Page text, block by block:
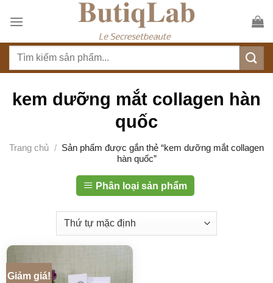
k
:
kem dưỡng mắt collagen hàn
quốc
Trang chủ / Sản phẩm được gắn thẻ “kem dưỡng mắt collagen
hàn quốc”
Phân loại sản phẩm
Giảm giá!